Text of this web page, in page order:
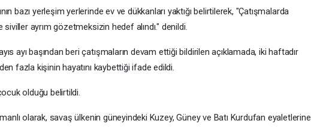
bazı yerleşim yerlerinde ev ve dükkanları yaktığı belirtilerek, "Çatışmalarda
siviller ayrım gözetmeksizin hedef alındı." denildi.
ayı başından beri çatışmaların devam ettiği bildirilen açıklamada, iki haftadır
fazla kişinin hayatını kaybettiği ifade edildi.
olduğu belirtildi.
olarak, savaş ülkenin güneyindeki Kuzey, Güney ve Batı Kurdufan eyaletlerine